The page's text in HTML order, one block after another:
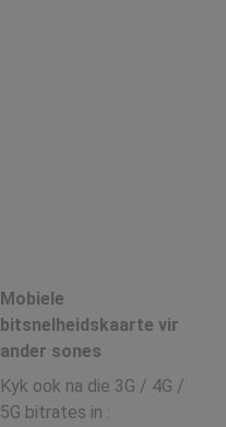
Mobiele
bitsnelheidskaarte vir
ander sones
Kyk ook na die 3G / 4G /
5G bitrates in :